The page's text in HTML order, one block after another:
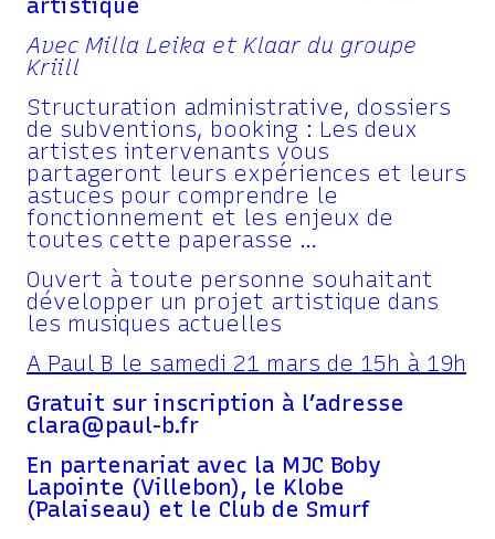
artistique
Avec Milla Leika et Klaar du groupe
Kriill
Structuration administrative, dossiers
de subventions, booking : Les deux
artistes intervenants vous
partageront leurs expériences et leurs
astuces pour comprendre le
fonctionnement et les enjeux de
toutes cette paperasse …
Ouvert à toute personne souhaitant
développer un projet artistique dans
les musiques actuelles
A Paul B le samedi 21 mars de 15h à 19h
Gratuit sur inscription à l’adresse
clara@paul-b.fr
En partenariat avec la MJC Boby
Lapointe (Villebon), le Klobe
(Palaiseau) et le Club de Smurf